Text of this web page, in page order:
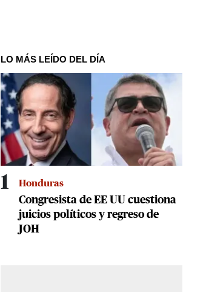
LO MÁS LEÍDO DEL DÍA
1 Honduras
Congresista de EE UU cuestiona
juicios políticos y regreso de
JOH